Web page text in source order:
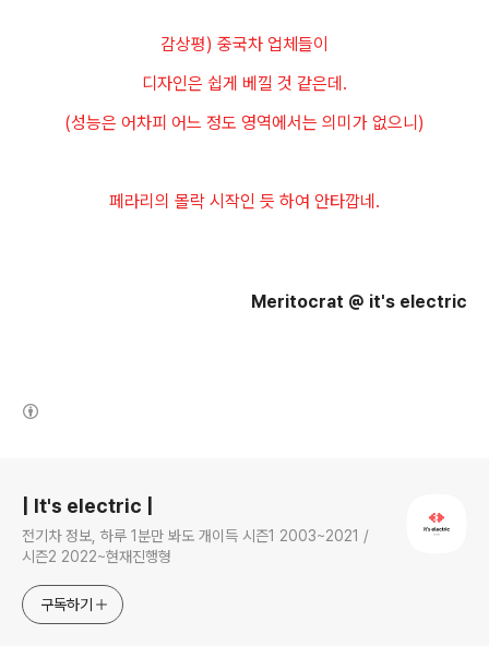
감상평) 중국차 업체들이
디자인은 쉽게 베낄 것 같은데.
(성능은 어차피 어느 정도 영역에서는 의미가 없으니)
페라리의 몰락 시작인 듯 하여 안타깝네.
Meritocrat @ it's electric
| It's electric |
전기차 정보, 하루 1분만 봐도 개이득 시즌1 2003~2021 /
시즌2 2022~현재진행형
구독하기